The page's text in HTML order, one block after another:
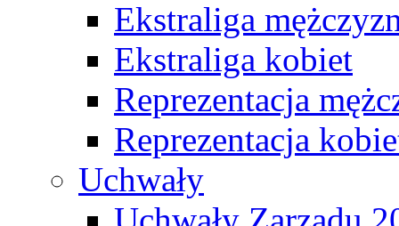
Ekstraliga
Ekstraliga kobiet
Reprezentacja
Reprezentacja
Uchwały